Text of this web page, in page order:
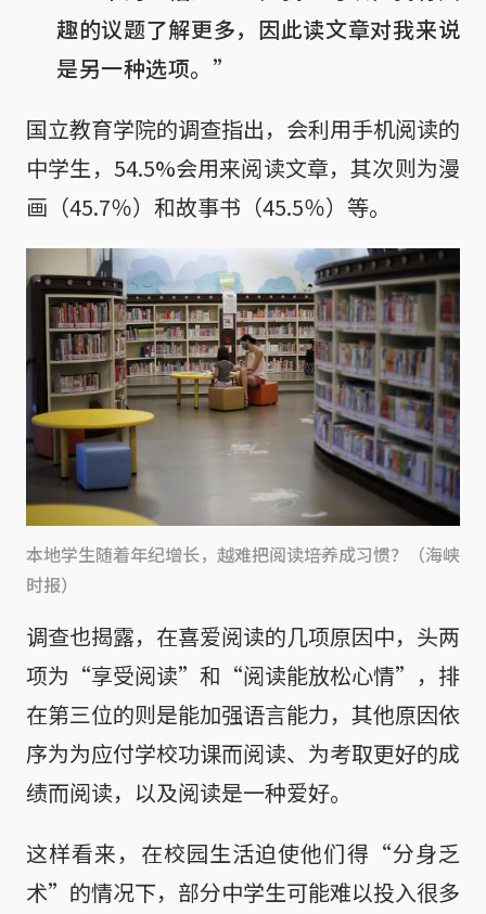
趣的议题了解更多，因此读文章对我来说
是另一种选项。”
国立教育学院的调查指出，会利用手机阅读的
中学生，54.5%会用来阅读文章，其次则为漫
画（45.7％）和故事书（45.5％）等。
本地学生随着年纪增长，越难把阅读培养成习惯？（海峡
时报）
调查也揭露，在喜爱阅读的几项原因中，头两
项为“享受阅读”和“阅读能放松心情”，排
在第三位的则是能加强语言能力，其他原因依
序为为应付学校功课而阅读、为考取更好的成
绩而阅读，以及阅读是一种爱好。
这样看来，在校园生活迫使他们得“分身乏
术”的情况下，部分中学生可能难以投入很多